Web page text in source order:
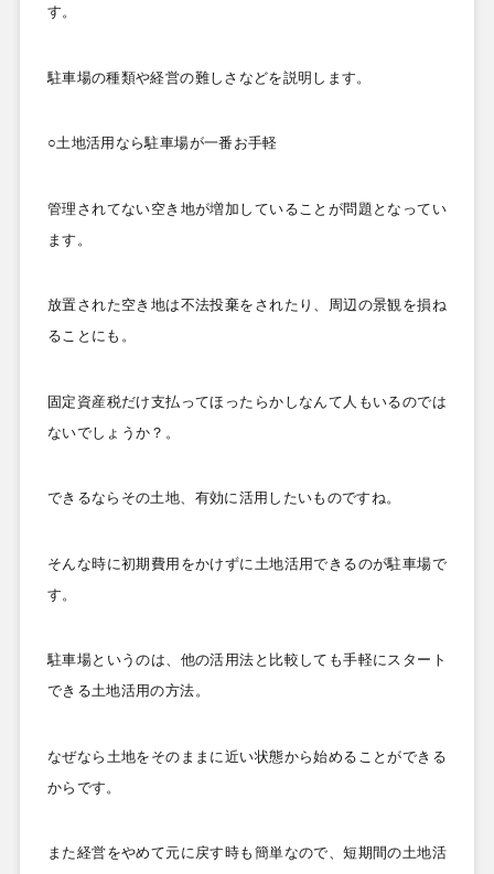
す。
駐車場の種類や経営の難しさなどを説明します。
○土地活用なら駐車場が一番お手軽
管理されてない空き地が増加していることが問題となってい
ます。
放置された空き地は不法投棄をされたり、周辺の景観を損ね
ることにも。
固定資産税だけ支払ってほったらかしなんて人もいるのでは
ないでしょうか？。
できるならその土地、有効に活用したいものですね。
そんな時に初期費用をかけずに土地活用できるのが駐車場で
す。
駐車場というのは、他の活用法と比較しても手軽にスタート
できる土地活用の方法。
なぜなら土地をそのままに近い状態から始めることができる
からです。
また経営をやめて元に戻す時も簡単なので、短期間の土地活